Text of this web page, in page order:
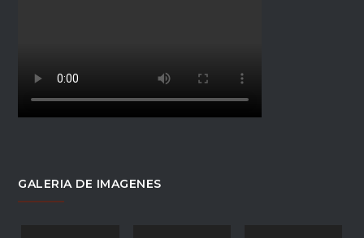
GALERIA DE IMAGENES